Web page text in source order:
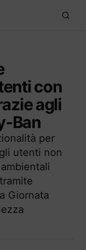
con
agli
Ban
per
utenti non
Giornata